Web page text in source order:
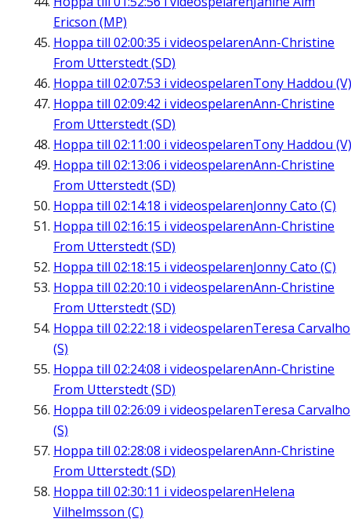
Ericson (MP)
Hoppa till 02:00:35 i videospelarenAnn-Christine
From Utterstedt (SD)
Hoppa till 02:07:53 i videospelarenTony Haddou (V)
Hoppa till 02:09:42 i videospelarenAnn-Christine
From Utterstedt (SD)
Hoppa till 02:11:00 i videospelarenTony Haddou (V)
Hoppa till 02:13:06 i videospelarenAnn-Christine
From Utterstedt (SD)
Hoppa till 02:14:18 i videospelarenJonny Cato (C)
Hoppa till 02:16:15 i videospelarenAnn-Christine
From Utterstedt (SD)
Hoppa till 02:18:15 i videospelarenJonny Cato (C)
Hoppa till 02:20:10 i videospelarenAnn-Christine
From Utterstedt (SD)
Hoppa till 02:22:18 i videospelarenTeresa Carvalho
(S)
Hoppa till 02:24:08 i videospelarenAnn-Christine
From Utterstedt (SD)
Hoppa till 02:26:09 i videospelarenTeresa Carvalho
(S)
Hoppa till 02:28:08 i videospelarenAnn-Christine
From Utterstedt (SD)
Hoppa till 02:30:11 i videospelarenHelena
Vilhelmsson (C)